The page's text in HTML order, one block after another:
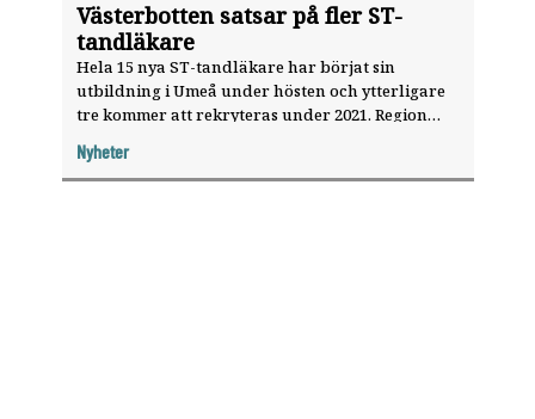
Västerbotten satsar på fler ST-
tandläkare
Hela 15 nya ST-tandläkare har börjat sin
utbildning i Umeå under hösten och ytterligare
tre kommer att rekryteras under 2021. Region
för alla hantera en historiskt hög
”pensionspuckel”.
Nyheter